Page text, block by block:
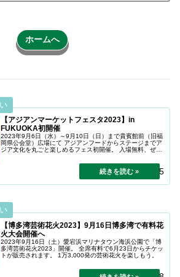
ホームへ
【アジアンマーケットフェスタ2023】in
FUKUOKA初開催
2023年9月6日（水）～9月10日（日）まで貴賓館前（旧福
岡県公会堂）広場にて アジアンフードからステージまでア
ジア文化を丸ごと楽しめるフェス初開催。 入場無料、ぜひ
2025.05.15
【博多湾芸術花火2023】9月16日博多湾で有料花
火大会開催へ
2023年9月16日（土）愛宕浜マリナタウン海浜公園で「博
多湾芸術花火2023」開催。 全席有料で6月23日からチケッ
トが販売されます。 1万3,000発の芸術花火を楽しもう。